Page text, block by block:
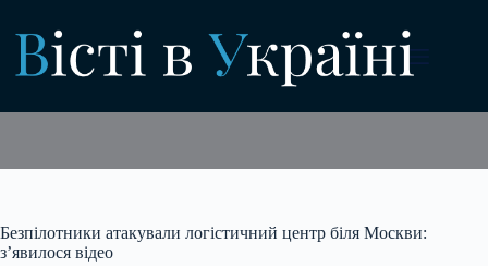
вмісту
Безпілотники атакували логістичний центр біля Москви:
з’явилося відео